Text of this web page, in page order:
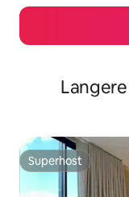
Superhost
Superhost